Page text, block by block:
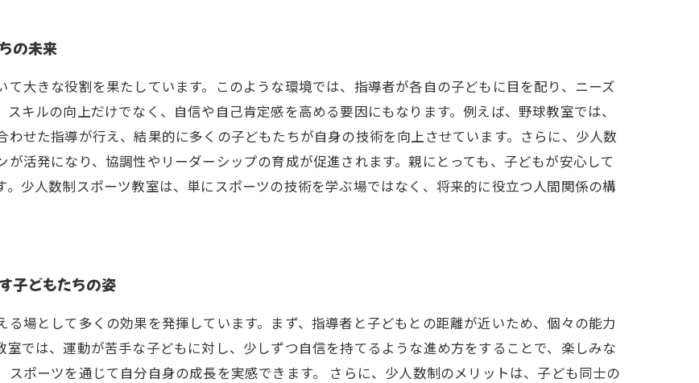
の未来
大きな役割を果たしています。このような環境では、指導者が各自の子どもに目を配り、ニーズ
キルの向上だけでなく、自信や自己肯定感を高める要因にもなります。例えば、野球教室では、
せた指導が行え、結果的に多くの子どもたちが自身の技術を向上させています。さらに、少人数
活発になり、協調性やリーダーシップの育成が促進されます。親にとっても、子どもが安心して
少人数制スポーツ教室は、単にスポーツの技術を学ぶ場ではなく、将来的に役立つ人間関係の構
子どもたちの姿
場として多くの効果を発揮しています。まず、指導者と子どもとの距離が近いため、個々の能力
では、運動が苦手な子どもに対し、少しずつ自信を持てるような進め方をすることで、楽しみな
ポーツを通じて自分自身の成長を実感できます。 さらに、少人数制のメリットは、子ども同士の